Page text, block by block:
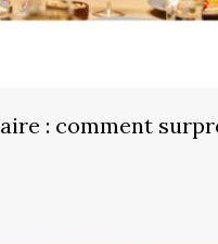
: comment